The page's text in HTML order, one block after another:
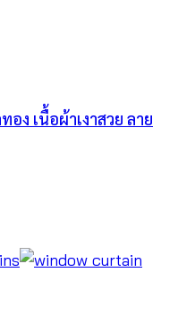
อง เนื้อผ้าเงาสวย ลาย